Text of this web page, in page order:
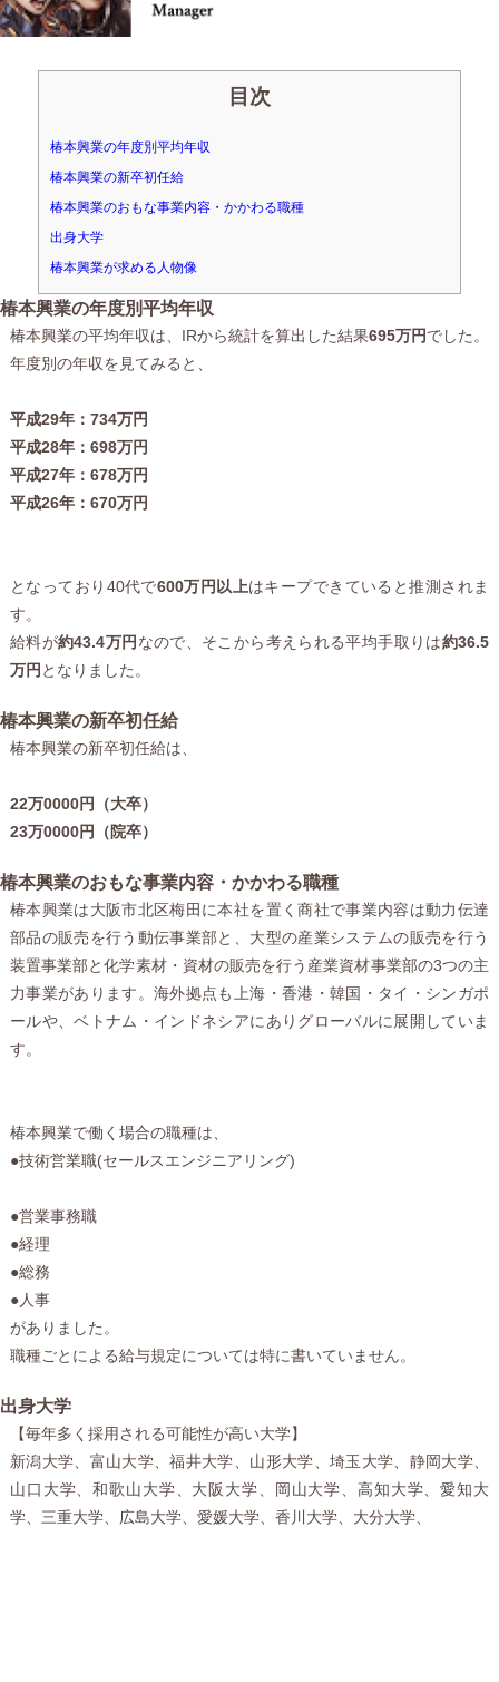
目次
椿本興業の年度別平均年収
椿本興業の新卒初任給
椿本興業のおもな事業内容・かかわる職種
出身大学
椿本興業が求める人物像
椿本興業の年度別平均年収
椿本興業の平均年収は、IRから統計を算出した結果695万円でした。
年度別の年収を見てみると、
平成29年：734万円
平成28年：698万円
平成27年：678万円
平成26年：670万円
となっており40代で600万円以上はキープできていると推測されま
す。
給料が約43.4万円 なので、そこから考えられる平均手取りは約36.5
万円 となりました。
椿本興業の新卒初任給
椿本興業の新卒初任給は、
22万0000円（大卒）
23万0000円（院卒）
椿本興業のおもな事業内容・かかわる職種
椿本興業は大阪市北区梅田に本社を置く商社で事業内容は動力伝達
部品の販売を行う動伝事業部と、大型の産業システムの販売を行う
装置事業部と化学素材・資材の販売を行う産業資材事業部の3つの主
力事業があります。海外拠点も上海・香港・韓国・タイ・シンガポ
ールや、ベトナム・インドネシアにありグローバルに展開していま
す。
椿本興業で働く場合の職種は、
●技術営業職(セールスエンジニアリング)
●営業事務職
●経理
●総務
●人事
がありました。
職種ごとによる給与規定については特に書いていません。
出身大学
【毎年多く採用される可能性が高い大学】
新潟大学、富山大学、福井大学、山形大学、埼玉大学、静岡大学、
山口大学、和歌山大学、大阪大学、岡山大学、高知大学、愛知大
学、三重大学、広島大学、愛媛大学、香川大学、大分大学、